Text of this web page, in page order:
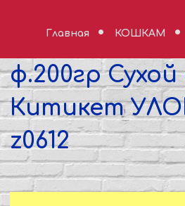
Главная КОШКАМ
ф.200гр
Китикет
z0612